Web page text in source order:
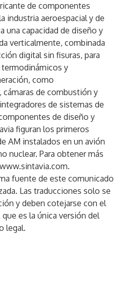
de componentes
industria aeroespacial y de
una capacidad de diseño y
verticalmente, combinada
digital sin fisuras, para
y
como
cámaras de combustión y
de sistemas de
de diseño y
figuran los primeros
AM instalados en un avión
nuclear. Para obtener más
.
fuente de este comunicado
Las traducciones solo se
y deben cotejarse con el
es la única versión del
legal.